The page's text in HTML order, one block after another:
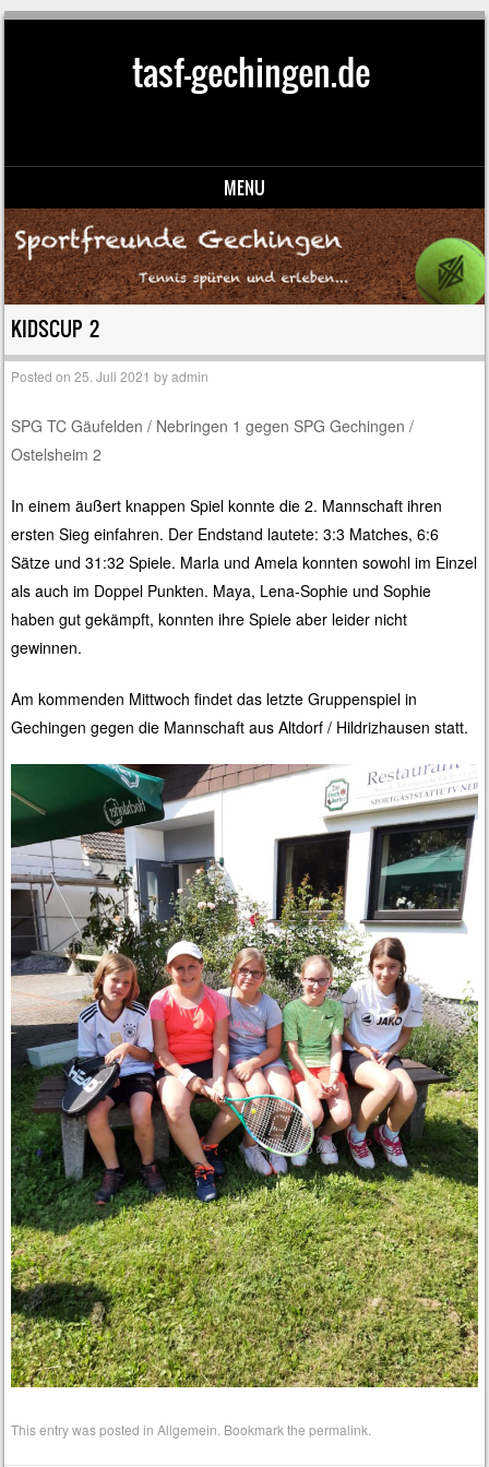
tasf-gechingen.de
MENU
Skip to content
KIDSCUP 2
Posted on25. Juli 2021 byadmin
SPG TC Gäufelden / Nebringen 1 gegen SPG Gechingen /
Ostelsheim 2
In einem äußert knappen Spiel konnte die 2. Mannschaft ihren
ersten Sieg einfahren. Der Endstand lautete: 3:3 Matches, 6:6
Sätze und 31:32 Spiele. Marla und Amela konnten sowohl im Einzel
als auch im Doppel Punkten. Maya, Lena-Sophie und Sophie
haben gut gekämpft, konnten ihre Spiele aber leider nicht
gewinnen.
Am kommenden Mittwoch findet das letzte Gruppenspiel in
Gechingen gegen die Mannschaft aus Altdorf / Hildrizhausen statt.
This entry was posted inAllgemein . Bookmark thepermalink